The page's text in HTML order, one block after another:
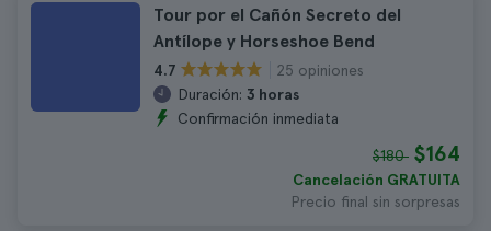
Tour por el Cañón Secreto del
Antílope y Horseshoe Bend
4.7
25 opiniones
Duración: 3 horas
Confirmación inmediata
$180 $164
Cancelación GRATUITA
Precio final sin sorpresas